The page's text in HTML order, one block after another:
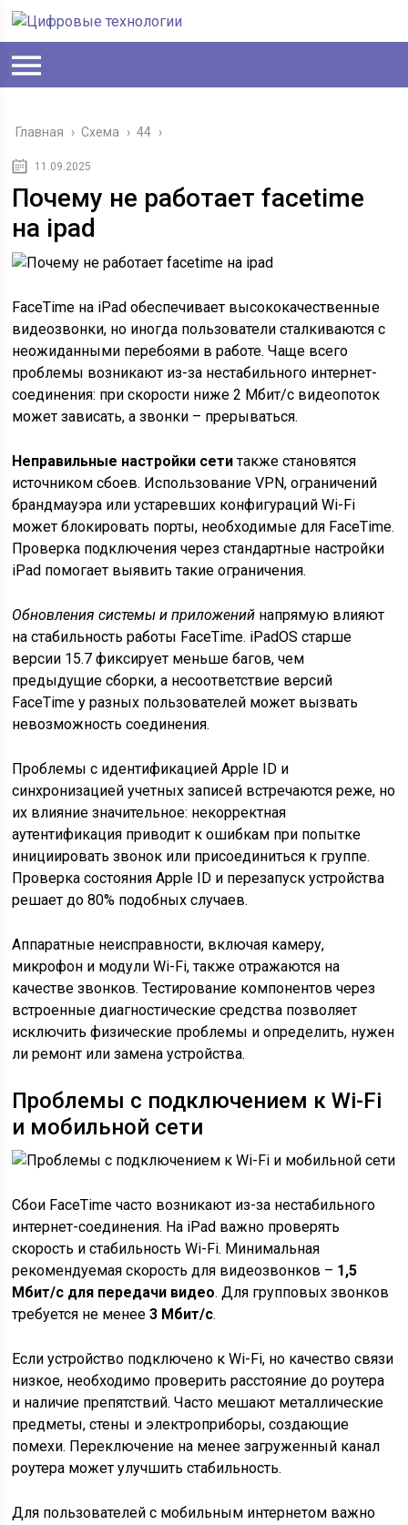
Главная › Схема › 44 ›
11.09.2025
Почему не работает facetime
на ipad
FaceTime на iPad обеспечивает высококачественные
видеозвонки, но иногда пользователи сталкиваются с
неожиданными перебоями в работе. Чаще всего
проблемы возникают из-за нестабильного интернет-
соединения: при скорости ниже 2 Мбит/с видеопоток
может зависать, а звонки – прерываться.
Неправильные настройки сетитакже становятся
источником сбоев. Использование VPN, ограничений
брандмауэра или устаревших конфигураций Wi-Fi
может блокировать порты, необходимые для FaceTime.
Проверка подключения через стандартные настройки
iPad помогает выявить такие ограничения.
Обновления системы и приложений напрямую влияют
на стабильность работы FaceTime. iPadOS старше
версии 15.7 фиксирует меньше багов, чем
предыдущие сборки, а несоответствие версий
FaceTime у разных пользователей может вызвать
невозможность соединения.
Проблемы с идентификацией Apple ID и
синхронизацией учетных записей встречаются реже, но
их влияние значительное: некорректная
аутентификация приводит к ошибкам при попытке
инициировать звонок или присоединиться к группе.
Проверка состояния Apple ID и перезапуск устройства
решает до 80% подобных случаев.
Аппаратные неисправности, включая камеру,
микрофон и модули Wi-Fi, также отражаются на
качестве звонков. Тестирование компонентов через
встроенные диагностические средства позволяет
исключить физические проблемы и определить, нужен
ли ремонт или замена устройства.
Проблемы с подключением к Wi-Fi
и мобильной сети
Сбои FaceTime часто возникают из-за нестабильного
интернет-соединения. На iPad важно проверять
скорость и стабильность Wi-Fi. Минимальная
рекомендуемая скорость для видеозвонков – 1,5
Мбит/с для передачи видео. Для групповых звонков
требуется не менее3 Мбит/с.
Если устройство подключено к Wi-Fi, но качество связи
низкое, необходимо проверить расстояние до роутера
и наличие препятствий. Часто мешают металлические
предметы, стены и электроприборы, создающие
помехи. Переключение на менее загруженный канал
роутера может улучшить стабильность.
Для пользователей с мобильным интернетом важно